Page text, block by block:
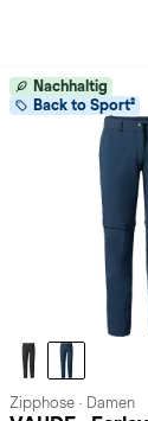
Nachhaltig
Back to Sport²
Zipphose · Damen